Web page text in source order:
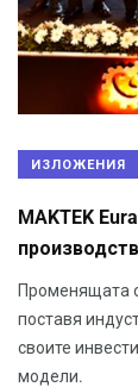
ИЗЛОЖЕНИЯ
MAKTEK
Променящата
поставя
своите
модели.